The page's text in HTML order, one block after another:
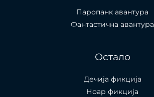
Паропанк авантура
Фантастична авантура
Остало
Дечија фикција
Ноар фикција